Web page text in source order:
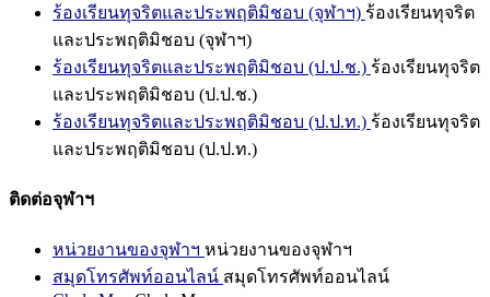
ร้องเรียนทุจริตและประพฤติมิชอบ (จุฬาฯ) ร้องเรียนทุจริต
และประพฤติมิชอบ (จุฬาฯ)
ร้องเรียนทุจริตและประพฤติมิชอบ (ป.ป.ช.) ร้องเรียนทุจริต
และประพฤติมิชอบ (ป.ป.ช.)
ร้องเรียนทุจริตและประพฤติมิชอบ (ป.ป.ท.) ร้องเรียนทุจริต
และประพฤติมิชอบ (ป.ป.ท.)
ติดต่อจุฬาฯ
หน่วยงานของจุฬาฯ หน่วยงานของจุฬาฯ
สมุดโทรศัพท์ออนไลน์ สมุดโทรศัพท์ออนไลน์